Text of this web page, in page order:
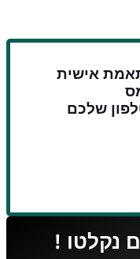
אישית
שלכם
נקלטו !